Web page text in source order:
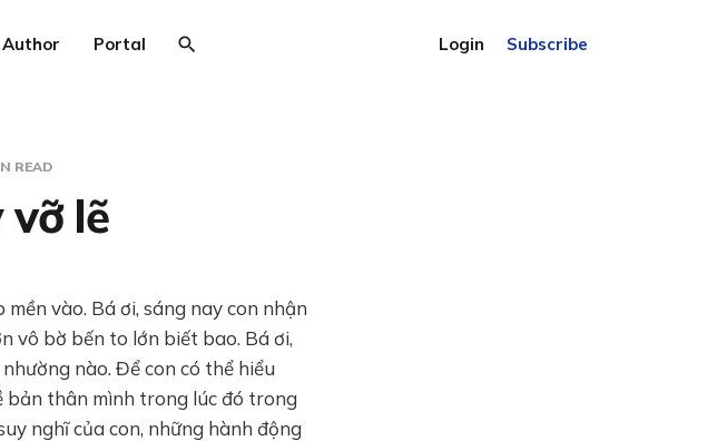
Author Portal Login Subscribe
READ
vỡ lẽ
vào. Bá ơi, sáng nay con nhận
vô bờ bến to lớn biết bao. Bá ơi,
nào. Để con có thể hiểu
bản thân mình trong lúc đó trong
nghĩ của con, những hành động